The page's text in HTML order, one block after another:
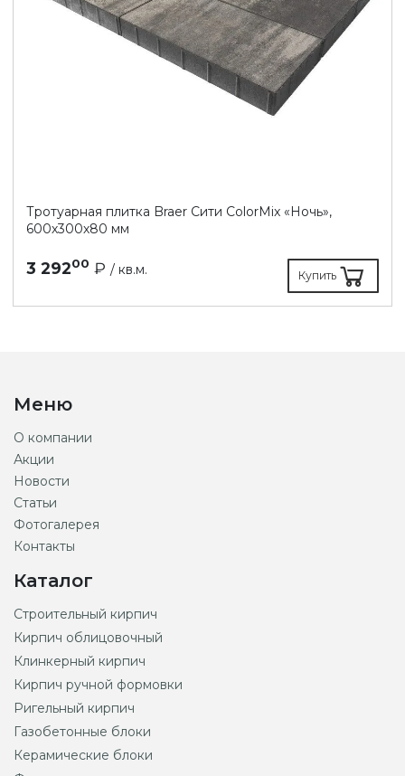
Тротуарная плитка Braer Сити ColorMix «Ночь»,
600х300х80 мм
3 29200 ₽ / кв.м. Купить
Меню
О компании
Акции
Новости
Статьи
Фотогалерея
Контакты
Каталог
Строительный кирпич
Кирпич облицовочный
Клинкерный кирпич
Кирпич ручной формовки
Ригельный кирпич
Газобетонные блоки
Керамические блоки